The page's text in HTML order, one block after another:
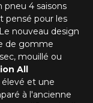
4 saisons
pensé pour les
nouveau design
de gomme
mouillé ou
All
et une
à l'ancienne